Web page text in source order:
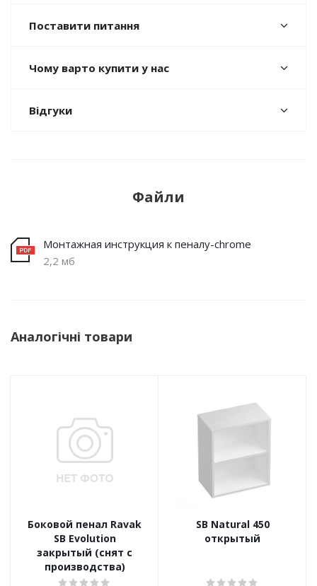
Поставити питання
Чому варто купити у нас
Відгуки
Файли
Монтажная инструкция к пеналу-chrome
2,2 мб
Аналогічні товари
Боковой пенал Ravak
SB Evolution
закрытый (снят с
производства)
SB Natural 450
открытый